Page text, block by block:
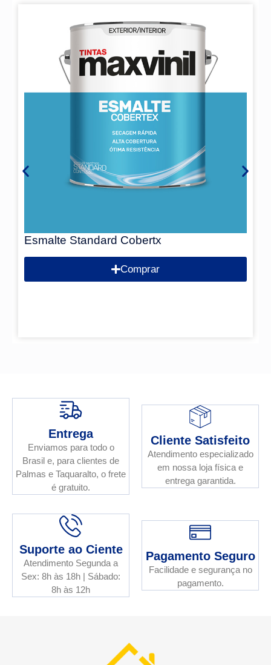
Esmalte Standard Cobertx
Comprar
Entrega
Enviamos para todo o
Brasil e, para clientes de
Palmas e Taquaralto, o frete
é gratuito.
Cliente Satisfeito
Atendimento especializado
em nossa loja física e
entrega garantida.
Suporte ao Ciente
Atendimento Segunda a
Sex: 8h às 18h | Sábado:
8h às 12h
Pagamento Seguro
Facilidade e segurança no
pagamento.